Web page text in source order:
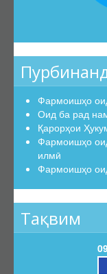
СОМОНАИ НАВ
Фармоишҳо
Оид ба рад
Қарорҳои
Фармоишҳо
илмӣ
Фармоишҳо
Тақвим